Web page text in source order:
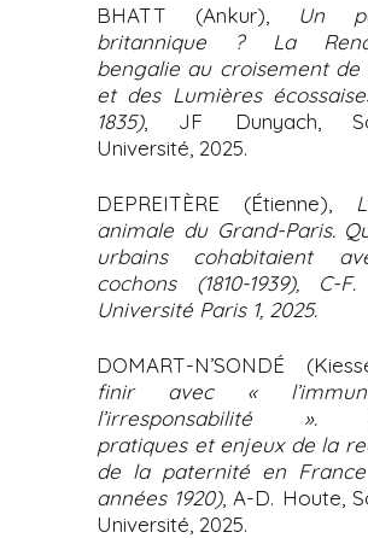
BHATT (Ankur), Un
britannique ? La
bengalie au croisement de
et des Lumières
1835), JF Dunyach,
Université, 2025.
DEPREITÈRE (Étienne),
animale du Grand-Paris.
urbains cohabitaient
cochons (1810-1939), C-
Université Paris 1, 2025.
DOMART-N’SONDÉ
finir avec «
l’irresponsabilité ».
pratiques et enjeux de la
de la paternité en France
années 1920), A-D. Houte,
Université, 2025.